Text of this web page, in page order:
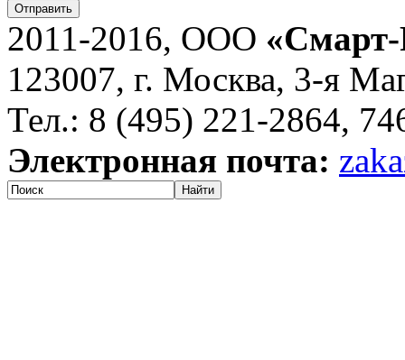
Отправить
2011-2016, ООО
123007, г. Москва, 3-я
Тел.: 8 (495) 221-2864,
Электронная почта:
Найти